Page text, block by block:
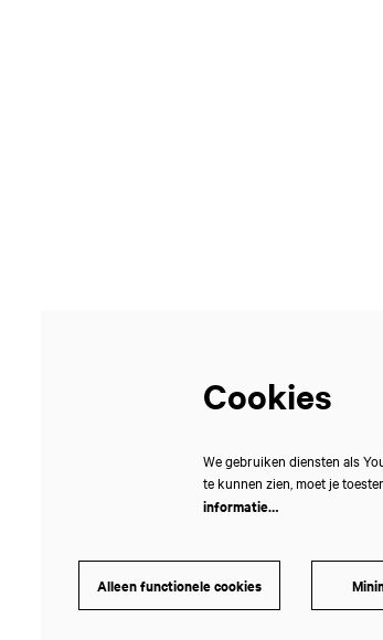
Cookies
We gebruiken diensten als
te kunnen zien, moet je
informatie…
Alleen functionele cookies